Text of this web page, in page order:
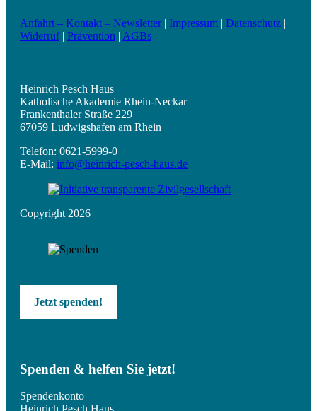
Anfahrt – Kontakt – Newsletter | Impressum | Datenschutz |
Widerruf| Prävention | AGBs
Heinrich Pesch Haus
Katholische Akademie Rhein-Neckar
Frankenthaler Straße 229
67059 Ludwigshafen am Rhein
Telefon: 0621-5999-0
E-Mail: info@heinrich-pesch-haus.de
Copyright 2026
Jetzt spenden!
Spenden & helfen Sie jetzt!
Spendenkonto